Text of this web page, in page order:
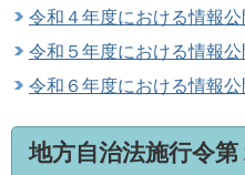
令和４年度における情報
令和５年度における情報
令和６年度における情報
地方自治法施行令